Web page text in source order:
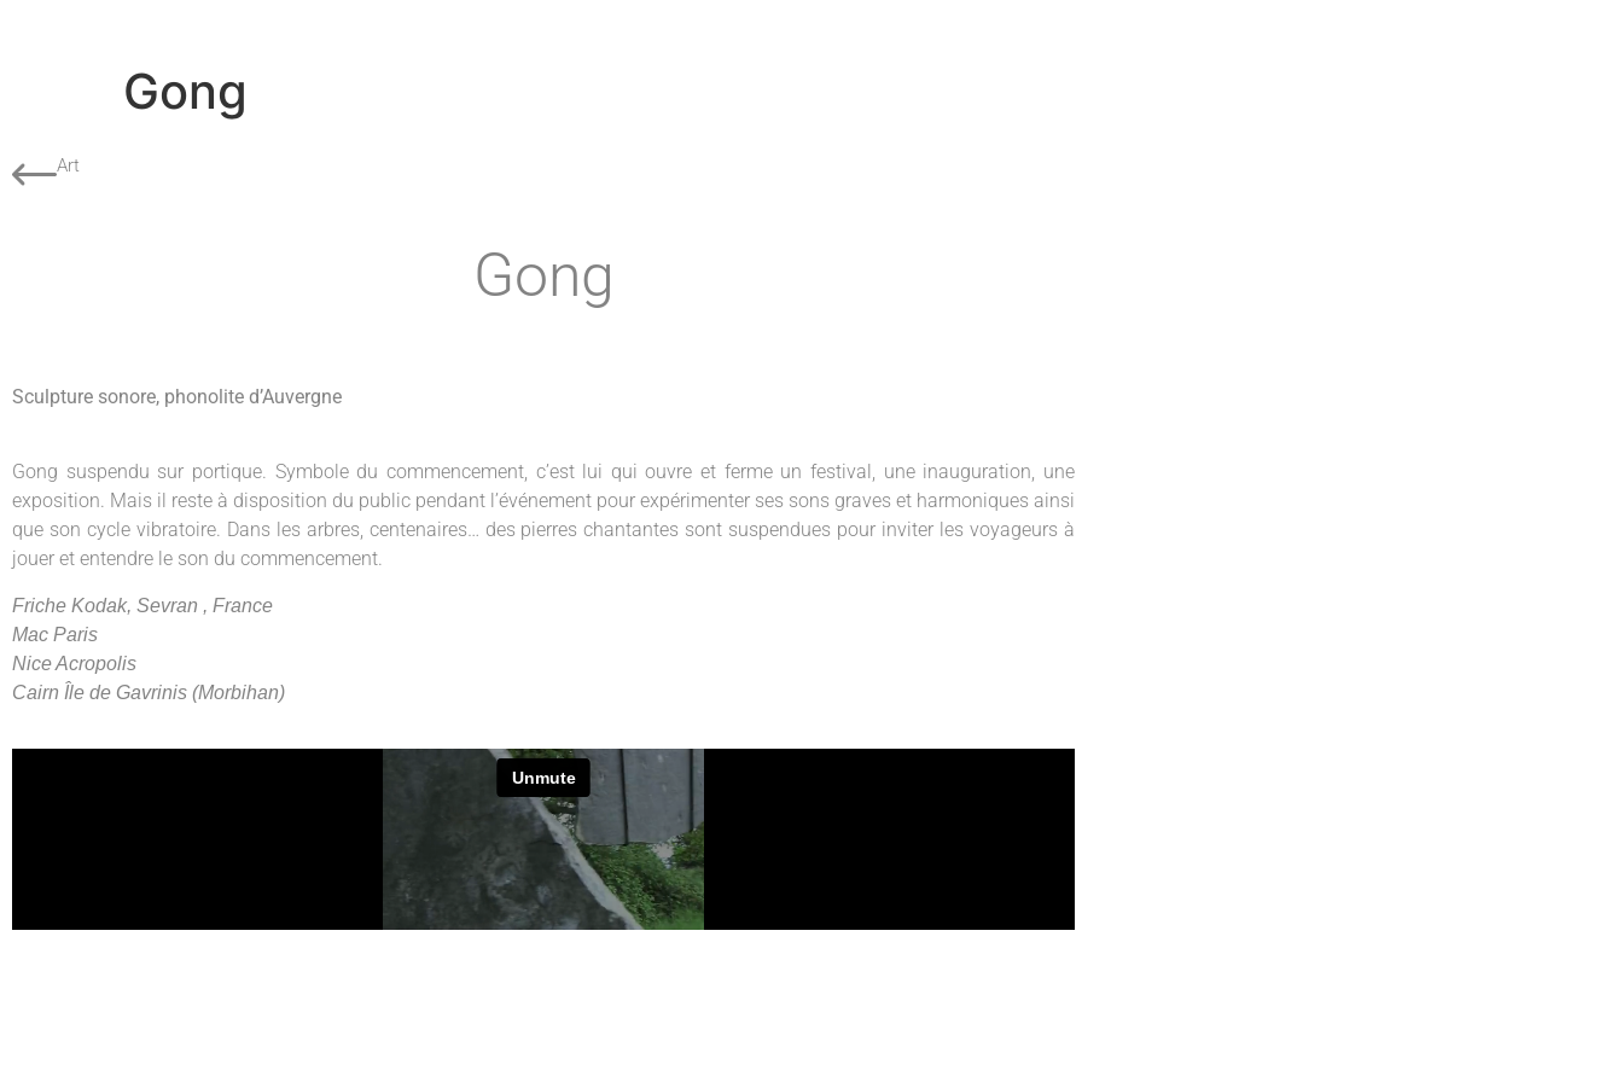
Gong
Art
Gong
Sculpture sonore, phonolite d’Auvergne
Gong suspendu sur portique. Symbole du commencement, c’est lui qui ouvre et ferme un festival, une inauguration, une
exposition. Mais il reste à disposition du public pendant l’événement pour expérimenter ses sons graves et harmoniques ainsi
que son cycle vibratoire. Dans les arbres, centenaires… des pierres chantantes sont suspendues pour inviter les voyageurs à
jouer et entendre le son du commencement.
Friche Kodak, Sevran , France
Mac Paris
Nice Acropolis
Cairn Île de Gavrinis (Morbihan)